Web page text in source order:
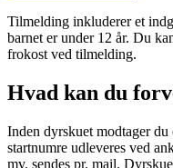
Tilmelding inkluderer et
barnet er under 12 år. Du
frokost ved tilmelding.
Hvad kan du
Inden dyrskuet modtager
startnumre udleveres ved
mv. sendes pr. mail.